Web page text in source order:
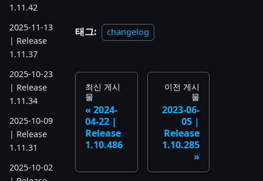
1.11.42
2025-11-13
| Release
1.11.37
2025-10-23
| Release
1.11.34
2025-10-09
| Release
1.11.31
2025-10-02
태그: changelog
최신 게시
물
2024-
04-22 |
Release
1.10.486
이전 게시
물
2023-06-
05 |
Release
1.10.285